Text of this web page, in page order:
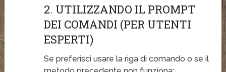
2. UTILIZZANDO IL PROMPT
DEI COMANDI (PER UTENTI
ESPERTI)
Se preferisci usare la riga di comando o se il